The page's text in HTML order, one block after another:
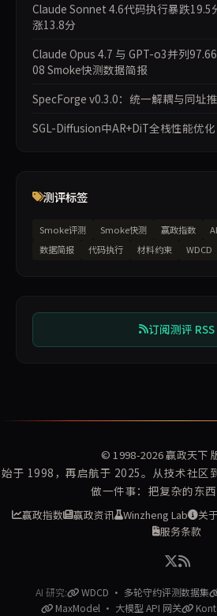
Claude Sonnet 4.6代码执行暴跌19.5
涨13.8分
Claude Opus 4.7 与 GPT-o3并列
08 Smoke快测数据简报
SpecForge v0.3.0：统一解耦与同址
SGL-Diffusion中AR+DiT全栈性能优化
测评标签
Smoke评测 Smoke快测 赢政指数
数据简报
代码执行 材料约束 WDCD
订阅测评 RSS
© 1998-2026赢政天下
始于 1998，再启航于 2025。从技术社区
做一件事：把复杂的东西
赢政指数 赢政资讯 Winzheng Lab 关
服务条款
AI 研究: WDCD · 多轮守约评测数据集
MaxModel · 大模型 API 网关